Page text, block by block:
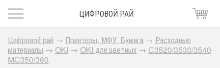
ЦИФРОВОЙ РАЙ
Цифровой рай → Принтеры, МФУ, Бумага → Расходные
материалы → OKI → OKI для цветных → C3520/3530/3540
MC350/360